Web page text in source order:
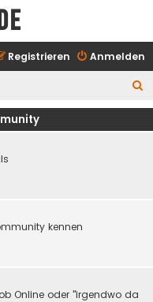
Anmelden
Registrieren
u
kennen
Online oder "irgendwo da